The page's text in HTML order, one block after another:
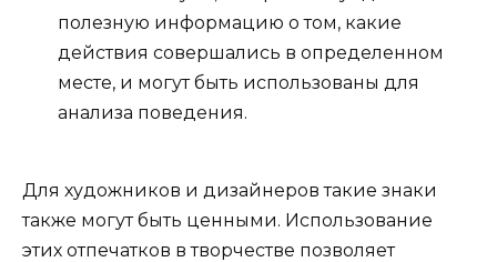
полезную информацию о том, какие
действия совершались в определенном
месте, и могут быть использованы для
анализа поведения.
Для художников и дизайнеров такие знаки
также могут быть ценными. Использование
этих отпечатков в творчестве позволяет